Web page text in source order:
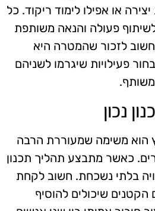
או אפילו לימוד ריקוד. כל
פעולה והנאה משותפת
לזכור שהמטרה היא
פעילויות שיגרמו לשניהם
נכון
הוא משימה שמעוררת הרבה
כאשר מתבצע תהליך תכנון
בלתי נשכחת. חשוב לקחת
שיכולים להוסיף